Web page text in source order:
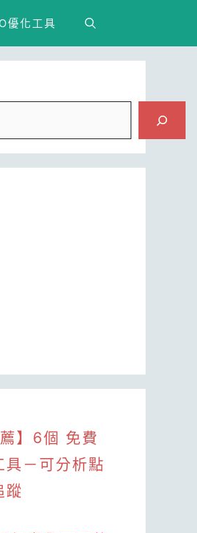
優化工具
】6個 免費
具－可分析點
蹤